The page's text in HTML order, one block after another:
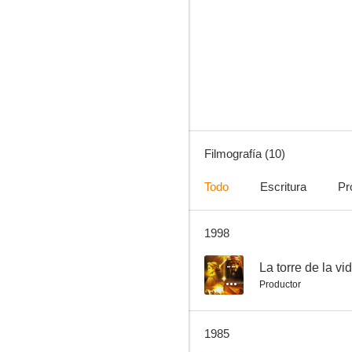
Filmografía (10)
Todo Escritura
1998
-- La torre de la
Productor
1985